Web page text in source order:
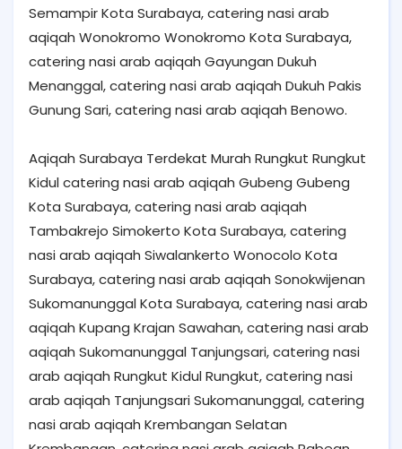
Semampir Kota Surabaya, catering nasi arab
aqiqah Wonokromo Wonokromo Kota Surabaya,
catering nasi arab aqiqah Gayungan Dukuh
Menanggal, catering nasi arab aqiqah Dukuh Pakis
Gunung Sari, catering nasi arab aqiqah Benowo.
Aqiqah Surabaya Terdekat Murah Rungkut Rungkut
Kidul catering nasi arab aqiqah Gubeng Gubeng
Kota Surabaya, catering nasi arab aqiqah
Tambakrejo Simokerto Kota Surabaya, catering
nasi arab aqiqah Siwalankerto Wonocolo Kota
Surabaya, catering nasi arab aqiqah Sonokwijenan
Sukomanunggal Kota Surabaya, catering nasi arab
aqiqah Kupang Krajan Sawahan, catering nasi arab
aqiqah Sukomanunggal Tanjungsari, catering nasi
arab aqiqah Rungkut Kidul Rungkut, catering nasi
arab aqiqah Tanjungsari Sukomanunggal, catering
nasi arab aqiqah Krembangan Selatan